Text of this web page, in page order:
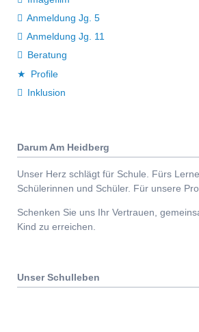
Anmeldung Jg. 5
Anmeldung Jg. 11
Beratung
Profile
Inklusion
Darum Am Heidberg
Unser Herz schlägt für Schule. Fürs
Schülerinnen und Schüler. Für unsere
Schenken Sie uns Ihr Vertrauen,
Kind zu erreichen.
Unser Schulleben